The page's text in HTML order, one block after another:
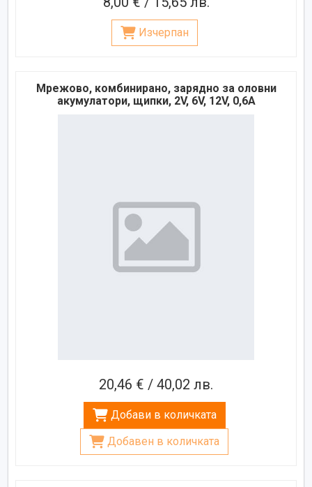
Изчерпан
Мрежово, комбинирано, зарядно за оловни
акумулатори, щипки, 2V, 6V, 12V, 0,6А
20,46 € / 40,02 лв.
Добави в количката
Добавен в количката